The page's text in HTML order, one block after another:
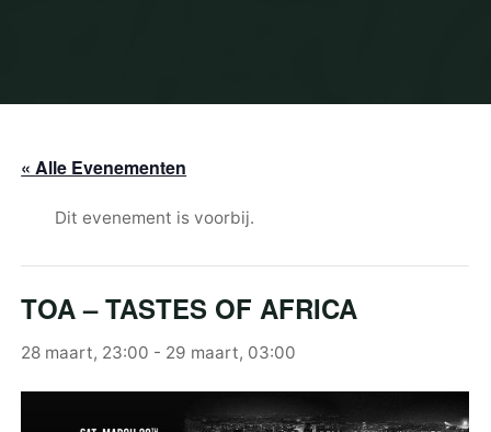
« Alle Evenementen
Dit evenement is voorbij.
TOA – TASTES OF AFRICA
28 maart, 23:00 - 29 maart, 03:00